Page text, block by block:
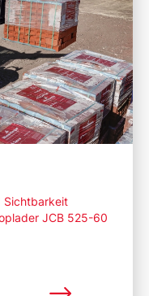
Sichtbarkeit
JCB 525-60